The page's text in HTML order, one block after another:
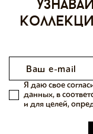
Я даю свое
данных, в
и для целей,